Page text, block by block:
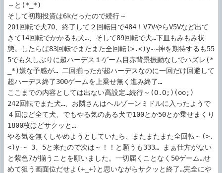
～と(*_*)
そして初期投資は6kだったので続行～
201回転で犬70、終了して２回転目で484！V7VやらV5Vなど出て
きて14回転でかかるも犬…、そして89回転で犬…下皿もみもみ状
態。したらば83回転でまたまた全回転(>.<)y-~神を期待するも55
5でも久しぶりに超ハーデス１ゲーム目赤背景振動なしでハズレ(*
_*)嫌な予感が… 二回揃ったが超ハーデスなのに一回だけ回避して
超ハーデス終了300ゲームを上乗せ無く進み終了…
ここまでの内容としては出ない高設定…続行～(O.O;)(oo;)
242回転でまた犬…、お隣さんはヘルゾーンミドルに入ったようで
４回ほど全て犬、でもやる気のある犬で100とか50とか乗せまくり
1800枚ほどサクッと…
やる気を無くしやめようとしていたら、またまたまた全回転～(>.
<)y-~ 3、5と来たので次は～！！と願うも333… まぁ仕方がない
と紫色7が揃うことを願いました。一切届くことなく50ゲーム…せ
めて狙う画面位だせよ(+_+)と思いながらサクッと終了…完全にや